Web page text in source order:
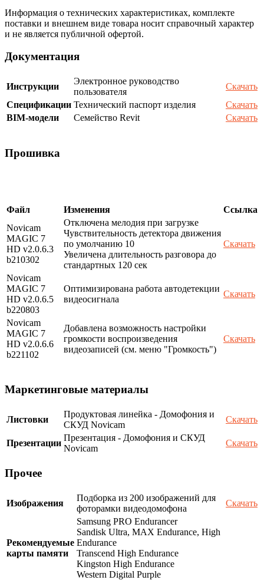
Информация о технических характеристиках, комплекте
поставки и внешнем виде товара носит справочный характер
и не является публичной офертой.
Документация
Инструкции
Электронное руководство
пользователя
Скачать
Спецификации Технический паспорт изделия
Скачать
BIM-модели
Семейство Revit Скачать
Прошивка
Файл Изменения
Ссылка
Novicam
MAGIC 7
HD v2.0.6.3
b210302
Отключена мелодия при загрузке
Чувствительность детектора движения
по умолчанию 10
Увеличена длительность разговора до
стандартных 120 сек
Скачать
Novicam
MAGIC 7
HD v2.0.6.5
b220803
Оптимизирована работа автодетекции
видеосигнала
Скачать
Novicam
MAGIC 7
HD v2.0.6.6
b221102
Добавлена возможность настройки
громкости воспроизведения
видеозаписей (см. меню "Громкость")
Скачать
Маркетинговые материалы
Листовки
Продуктовая линейка - Домофония и
СКУД Novicam
Скачать
Презентации
Презентация - Домофония и СКУД
Novicam
Скачать
Прочее
Изображения
Подборка из 200 изображений для
фоторамки видеодомофона
Скачать
Рекомендуемые
карты памяти
Samsung PRO Endurancer
Sandisk Ultra, MAX Endurance, High
Endurance
Transcend High Endurance
Kingston High Endurance
Western Digital Purple